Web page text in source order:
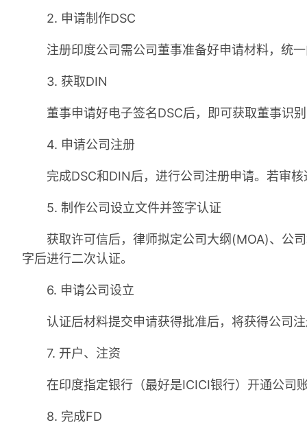
2. 申请制作DSC
注册印度公司需公司董事准备好申请材料，统一
3. 获取DIN
董事申请好电子签名DSC后，即可获取董事识
4. 申请公司注册
完成DSC和DIN后，进行公司注册申请。若审核
5. 制作公司设立文件并签字认证
获取许可信后，律师拟定公司大纲(MOA)、公司
字后进行二次认证。
6. 申请公司设立
认证后材料提交申请获得批准后，将获得公司注
7. 开户、注资
在印度指定银行（最好是ICICI银行）开通公司
8. 完成FD